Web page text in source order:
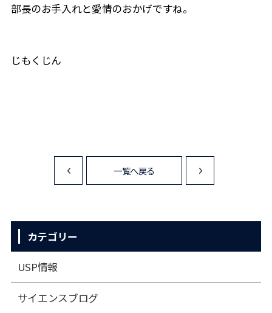
部長のお手入れと愛情のおかげですね。
じもくじん
<
一覧へ戻る
カテゴリー
USP情報
サイエンスブログ